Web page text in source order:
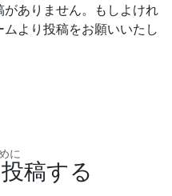
ありません。もしよけれ
より投稿をお願いいたし
に
稿する